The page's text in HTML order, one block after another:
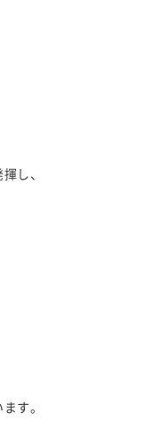
し、
す。